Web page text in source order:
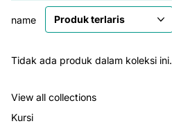
name
Tidak ada produk dalam koleksi ini.
View all collections
Kursi